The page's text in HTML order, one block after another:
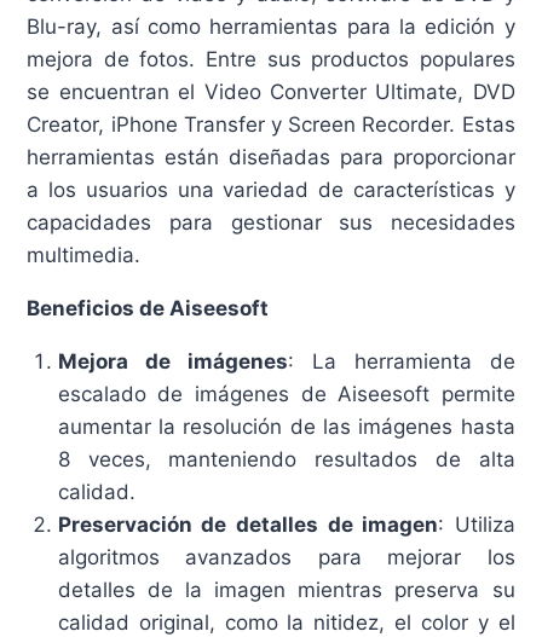
Blu-ray, así como herramientas para la edición y
mejora de fotos. Entre sus productos populares
se encuentran el Video Converter Ultimate, DVD
Creator, iPhone Transfer y Screen Recorder. Estas
herramientas están diseñadas para proporcionar
a los usuarios una variedad de características y
capacidades para gestionar sus necesidades
multimedia.
Beneficios de Aiseesoft
Mejora de imágenes: La herramienta de
escalado de imágenes de Aiseesoft permite
aumentar la resolución de las imágenes hasta
8 veces, manteniendo resultados de alta
calidad.
Preservación de detalles de imagen: Utiliza
algoritmos avanzados para mejorar los
detalles de la imagen mientras preserva su
calidad original, como la nitidez, el color y el